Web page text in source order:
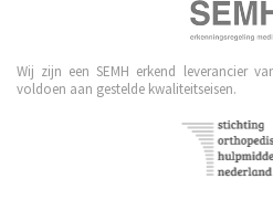
Wij zijn een SEMH erkend leverancier
voldoen aan gestelde kwaliteitseisen.